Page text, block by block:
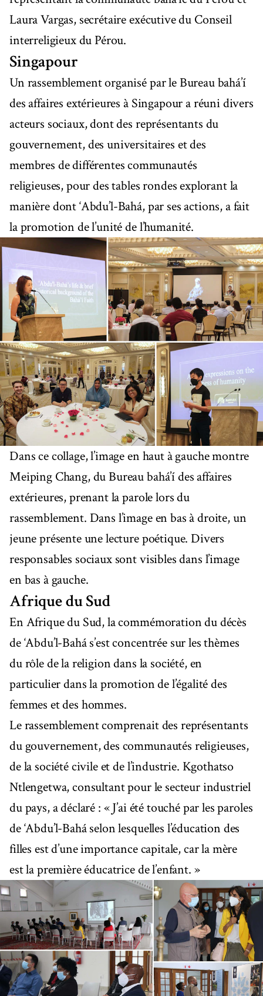
Laura Vargas, secrétaire exécutive du Conseil
interreligieux du Pérou.
Singapour
Un rassemblement organisé par le Bureau bahá’í
des affaires extérieures à Singapour a réuni divers
acteurs sociaux, dont des représentants du
gouvernement, des universitaires et des
membres de différentes communautés
religieuses, pour des tables rondes explorant la
manière dont ‘Abdu’l-Bahá, par ses actions, a fait
la promotion de l’unité de l’humanité.
Dans ce collage, l’image en haut à gauche montre
Meiping Chang, du Bureau bahá’í des affaires
extérieures, prenant la parole lors du
rassemblement. Dans l’image en bas à droite, un
jeune présente une lecture poétique. Divers
responsables sociaux sont visibles dans l’image
en bas à gauche.
Afrique du Sud
En Afrique du Sud, la commémoration du décès
de ‘Abdu’l-Bahá s’est concentrée sur les thèmes
du rôle de la religion dans la société, en
particulier dans la promotion de l’égalité des
femmes et des hommes.
Le rassemblement comprenait des représentants
du gouvernement, des communautés religieuses,
de la société civile et de l’industrie. Kgothatso
Ntlengetwa, consultant pour le secteur industriel
du pays, a déclaré : « J’ai été touché par les paroles
de ‘Abdu’l-Bahá selon lesquelles l’éducation des
filles est d’une importance capitale, car la mère
est la première éducatrice de l’enfant. »